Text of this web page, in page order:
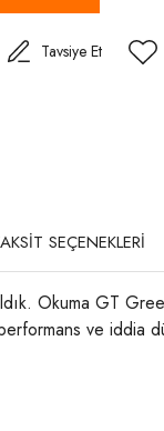
Tavsiye Et
SEÇENEKLERİ
Okuma GT
ve iddia